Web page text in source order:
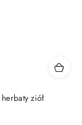
ziół